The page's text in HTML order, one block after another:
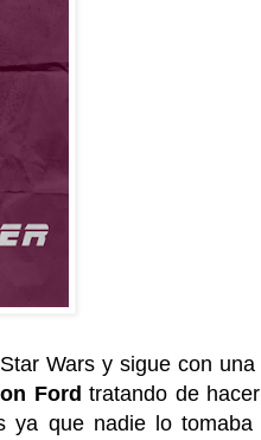
Wars y sigue con una
Ford tratando de
ya que nadie lo